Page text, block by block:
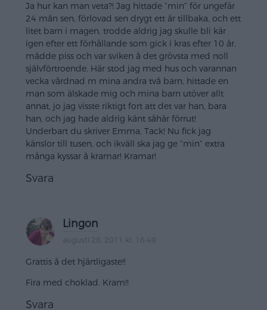
Ja hur kan man veta?! Jag hittade ”min” för ungefär
24 mån sen, förlovad sen drygt ett år tillbaka, och ett
litet barn i magen, trodde aldrig jag skulle bli kär
igen efter ett förhållande som gick i kras efter 10 år,
mådde piss och var sviken å det grövsta med noll
självförtroende. Här stod jag med hus och varannan
vecka vårdnad m mina andra två barn, hittade en
man som älskade mig och mina barn utöver allt
annat, jo jag visste riktigt fort att det var han, bara
han, och jag hade aldrig känt såhär förrut!
Underbart du skriver Emma, Tack! Nu fick jag
känslor till tusen, och ikväll ska jag ge ”min” extra
många kyssar å kramar! Kramar!
Svara
Lingon
augusti 28, 2011 kl. 16:49
Grattis å det hjärtligaste!!
Fira med choklad. Kram!!
Svara